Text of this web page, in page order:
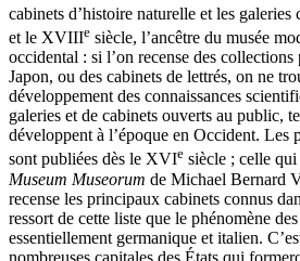
cabinets d’histoire naturelle et les
et le XVIIIe siècle, l’ancêtre du musée
occidental : si l’on recense des
Japon, ou des cabinets de lettrés, on ne
développement des connaissances
galeries et de cabinets ouverts au public,
développent à l’époque en Occident. Les
sont publiées dès le XVIe siècle ; celle
Museum Museorum de Michael Bernard
recense les principaux cabinets connus
ressort de cette liste que le phénomène
essentiellement germanique et italien.
nombreuses capitales des États qui